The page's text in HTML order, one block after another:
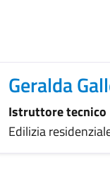
Geralda
Istruttore tecnico
Edilizia